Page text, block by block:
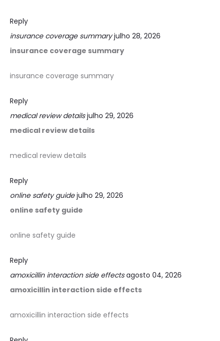
Reply
insurance coverage summary julho 28, 2026
insurance coverage summary
insurance coverage summary
Reply
medical review details julho 29, 2026
medical review details
medical review details
Reply
online safety guide julho 29, 2026
online safety guide
online safety guide
Reply
amoxicillin interaction side effects agosto 04, 2026
amoxicillin interaction side effects
amoxicillin interaction side effects